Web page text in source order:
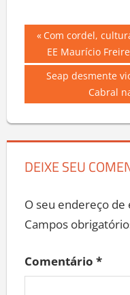
Navegação
de
Post
Previous
Post:
Com cordel,
EE Maurício
Next
Seap desmente
Cabral
DEIXE SEU
O seu endereço de
Campos
Comentário *